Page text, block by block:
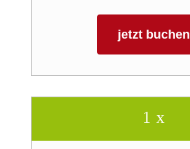
jetzt buchen
1 x